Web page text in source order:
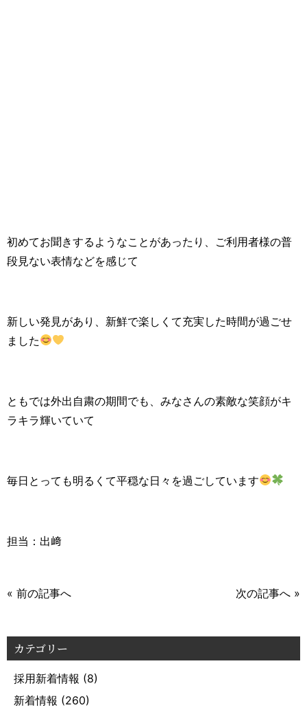
初めてお聞きするようなことがあったり、ご利用者様の普
段見ない表情などを感じて
新しい発見があり、新鮮で楽しくて充実した時間が過ごせ
ました
ともでは外出自粛の期間でも、みなさんの素敵な笑顔がキ
ラキラ輝いていて
毎日とっても明るくて平穏な日々を過ごしています
担当：出﨑
« 前の記事へ 次の記事へ »
カテゴリー
採用新着情報 (8)
新着情報 (260)